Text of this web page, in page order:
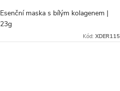
Esenční maska s bílým kolagenem |
23g
Kód: XDER115